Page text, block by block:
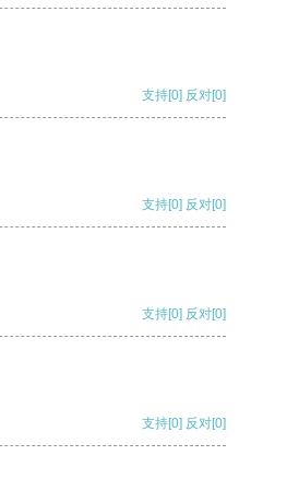
支持[0] 反对[0]
支持[0] 反对[0]
支持[0] 反对[0]
支持[0] 反对[0]